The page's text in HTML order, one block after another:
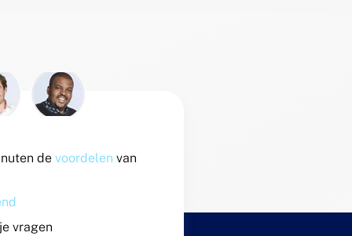
devoordelen van
vragen